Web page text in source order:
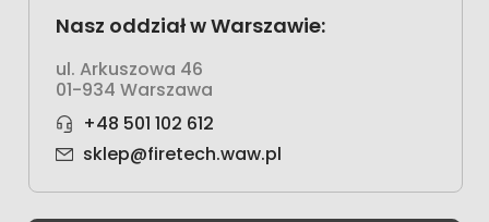
Nasz oddział w Warszawie:
ul. Arkuszowa 46
01-934 Warszawa
+48 501 102 612
sklep@firetech.waw.pl